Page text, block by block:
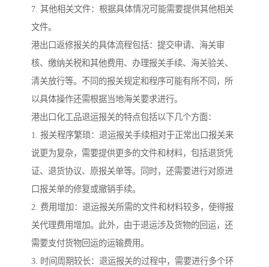
7. 其他相关文件：根据具体情况可能需要提供其他相关
文件。
港出口返修报关的具体流程包括：提交申请、海关审
核、缴纳关税和其他费用、办理报关手续、海关验关、
清关放行等。不同的报关规定和程序可能有所不同，所
以具体操作还需根据当地海关要求进行。
港出口化工品退运报关的特点包括以下几个方面：
1. 报关程序繁琐：退运报关手续相对于正常出口报关来
说更为复杂，需要提供更多的文件和材料，包括退货凭
证、退货协议、原报关单等。同时，还需要进行对原进
口报关单的修复或撤销手续。
2. 费用增加：退运报关所需的文件和材料较多，使得报
关代理费用增加。此外，由于退运涉及货物的回运，还
需要支付货物回运的运输费用。
3. 时间周期较长：退运报关的过程中，需要进行多个环